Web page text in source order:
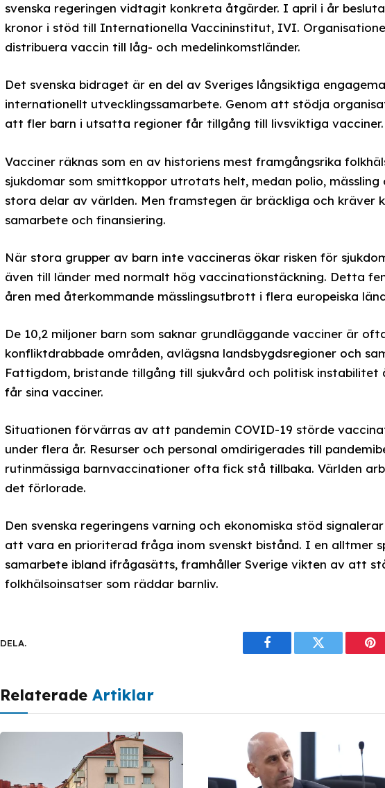
svenska regeringen vidtagit konkreta åtgärder. I april i år
kronor i stöd till Internationella Vaccininstitut, IVI.
distribuera vaccin till låg- och medelinkomstländer.
Det svenska bidraget är en del av Sveriges långsiktiga
internationellt utvecklingssamarbete. Genom att stödja
att fler barn i utsatta regioner får tillgång till livsviktiga vacciner.
Vacciner räknas som en av historiens mest framgångsrika
sjukdomar som smittkoppor utrotats helt, medan polio,
stora delar av världen. Men framstegen är bräckliga och kräver
samarbete och finansiering.
När stora grupper av barn inte vaccineras ökar risken för
även till länder med normalt hög vaccinationstäckning. Detta
åren med återkommande mässlingsutbrott i flera europeiska
De 10,2 miljoner barn som saknar grundläggande vacciner är
konfliktdrabbade områden, avlägsna landsbygdsregioner och
Fattigdom, bristande tillgång till sjukvård och politisk
får sina vacciner.
Situationen förvärras av att pandemin COVID-19 störde
under flera år. Resurser och personal omdirigerades till
rutinmässiga barnvaccinationer ofta fick stå tillbaka. Världen
det förlorade.
Den svenska regeringens varning och ekonomiska stöd
att vara en prioriterad fråga inom svenskt bistånd. I en alltmer
samarbete ibland ifrågasätts, framhåller Sverige vikten av att
folkhälsoinsatser som räddar barnliv.
DELA.
FacebookTwitter
Relaterade Artiklar